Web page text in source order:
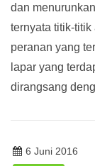
dan
ternyata titik-
peranan yang
lapar yang
dirangsang
6 Juni 2016